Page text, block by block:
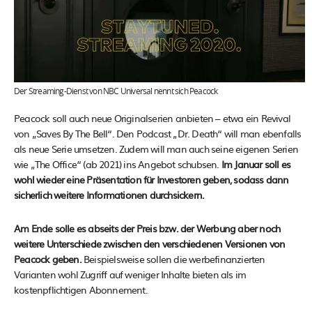
Der Streaming-Dienst von NBC Universal nennt sich Peacock
Peacock soll auch neue Originalserien anbieten – etwa ein Revival
von „Saves By The Bell“. Den Podcast „Dr. Death“ will man ebenfalls
als neue Serie umsetzen. Zudem will man auch seine eigenen Serien
wie „The Office“ (ab 2021) ins Angebot schubsen. Im Januar soll es
wohl wieder eine Präsentation für Investoren geben, sodass dann
sicherlich weitere Informationen durchsickern.
Am Ende solle es abseits der Preis bzw. der Werbung aber noch
weitere Unterschiede zwischen den verschiedenen Versionen von
Peacock geben.Beispielsweise sollen die werbefinanzierten
Varianten wohl Zugriff auf weniger Inhalte bieten als im
kostenpflichtigen Abonnement.